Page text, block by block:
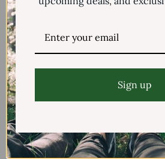
Mayotte (USD
Mexico (USD $)
Mongolia (USD
$)
Sign up